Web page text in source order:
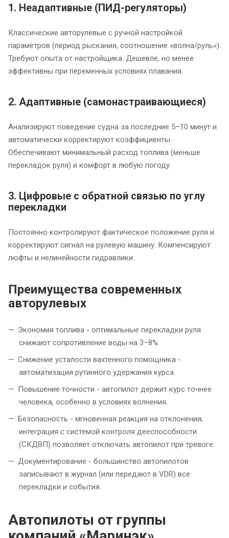
1. Неадаптивные (ПИД-регуляторы)
Классические авторулевые с ручной настройкой
параметров (период рыскания, соотношение «волна/руль»).
Требуют опыта от настройщика. Дешевле, но менее
эффективны при переменных условиях плавания.
2. Адаптивные (самонастраивающиеся)
Анализируют поведение судна за последние 5–10 минут и
автоматически корректируют коэффициенты.
Обеспечивают минимальный расход топлива (меньше
перекладок руля) и комфорт в любую погоду.
3. Цифровые с обратной связью по углу
перекладки
Постоянно контролируют фактическое положение руля и
корректируют сигнал на рулевую машину. Компенсируют
люфты и нелинейности гидравлики.
Преимущества современных
авторулевых
Экономия топлива - оптимальные перекладки руля
снижают сопротивление воды на 3–8%.
Снижение усталости вахтенного помощника -
автоматизация рутинного удержания курса.
Повышение точности - автопилот держит курс точнее
человека, особенно в условиях волнения.
Безопасность - мгновенная реакция на отклонения;
интеграция с системой контроля дееспособности
(СКДВП) позволяет отключать автопилот при тревоге.
Документирование - большинство автопилотов
записывают в журнал (или передают в VDR) все
перекладки и события.
Автопилоты от группы